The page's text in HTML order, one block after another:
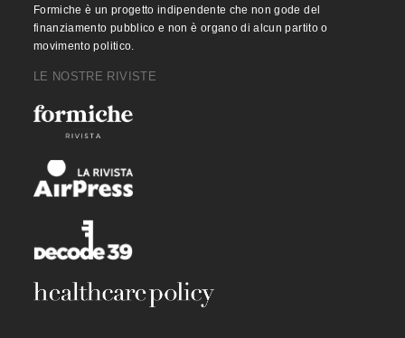
Formiche è un progetto indipendente che non gode del
finanziamento pubblico e non è organo di alcun partito o
movimento politico.
LE NOSTRE RIVISTE